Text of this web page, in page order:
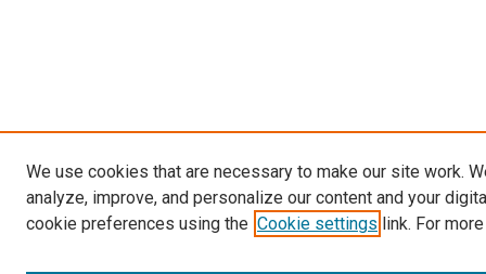
We use cookies that are necessary to make our site work.
analyze, improve, and personalize our content and your
cookie preferences using the Cookie settings link. For